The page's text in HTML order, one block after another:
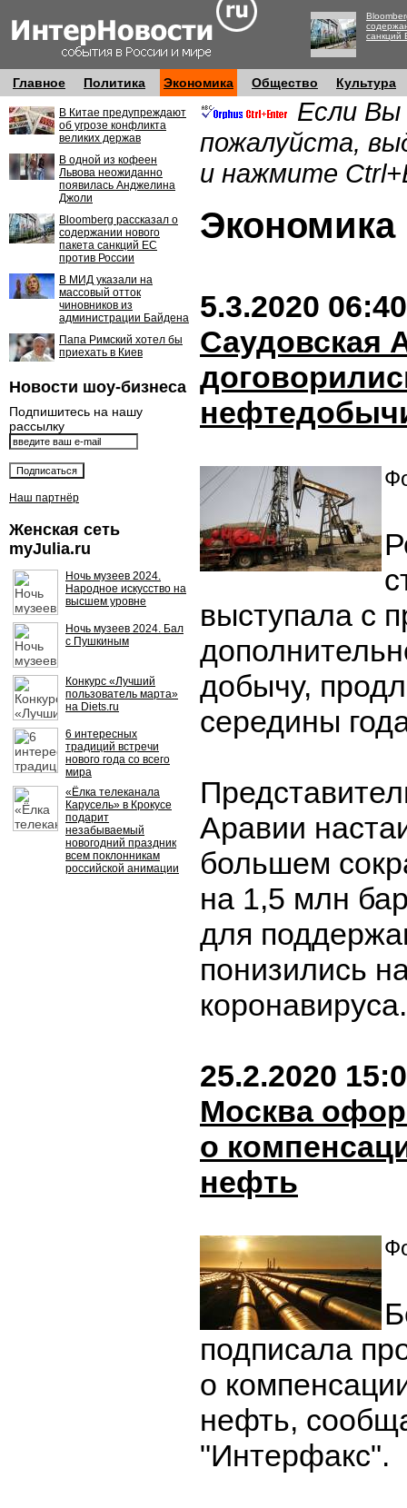
санкций
Главное Политика Экономика Общество Культура
В Китае предупреждают
об угрозе конфликта
великих держав
В одной из кофеен
Львова неожиданно
появилась Анджелина
Джоли
Bloomberg рассказал о
содержании нового
пакета санкций ЕС
против России
В МИД указали на
массовый отток
чиновников из
администрации Байдена
Папа Римский хотел бы
приехать в Киев
Новости шоу-бизнеса
Подпишитесь на нашу
рассылку
Наш партнёр
Женская сеть
myJulia.ru
Ночь музеев 2024.
Народное искусство на
высшем уровне
Ночь музеев 2024. Бал
с Пушкиным
Конкурс «Лучший
пользователь марта»
на Diets.ru
6 интересных
традиций встречи
нового года со всего
мира
«Ёлка телеканала
Карусель» в Крокусе
подарит
незабываемый
новогодний праздник
всем поклонникам
российской анимации
Если Вы
пожалуйста,
и нажмите
5.3.2020 06:40
Саудовская
выступала с
добычу,
середины
Аравии
большем
на 1,5 млн
для
понизились
25.2.2020
Москва
о
нефть
подписала
о
нефть,
"Интерфакс".